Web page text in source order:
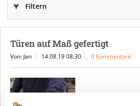
Filtern
Türen auf Maß gefertigt
Von: Jan 14.08.19 08:30 0 Kommentare